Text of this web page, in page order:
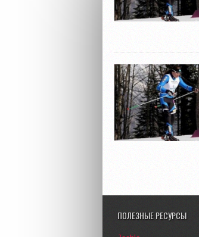
ПОЛЕЗНЫЕ РЕСУРСЫ